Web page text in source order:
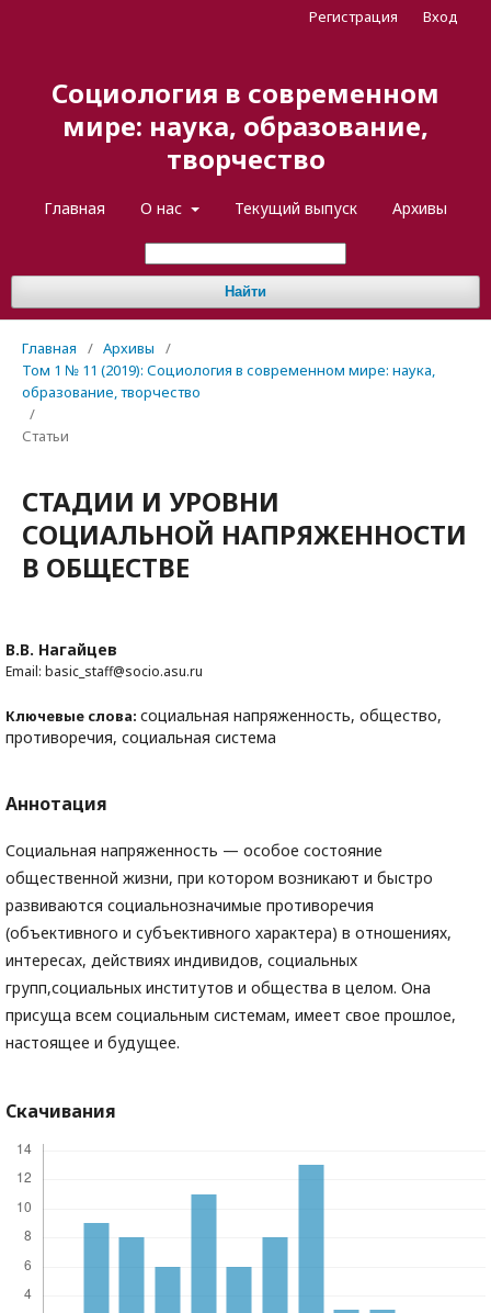
Социология в современном
мире: наука, образование,
творчество
Главная О нас Текущий выпуск Архивы
Найти
Регистрация Вход
Главная / Архивы
/
Том 1 № 11 (2019): Социология в современном мире: наука,
образование, творчество
/
Статьи
СТАДИИ И УРОВНИ
СОЦИАЛЬНОЙ НАПРЯЖЕННОСТИ
В ОБЩЕСТВЕ
В.В. Нагайцев
Email: basic_staff@socio.asu.ru
Ключевые слова: социальная напряженность, общество,
противоречия, социальная система
Аннотация
Социальная напряженность — особое состояние
общественной жизни, при котором возникают и быстро
развиваются социальнозначимые противоречия
(объективного и субъективного характера) в отношениях,
интересах, действиях индивидов, социальных
групп,социальных институтов и общества в целом. Она
присуща всем социальным системам, имеет свое прошлое,
настоящее и будущее.
Скачивания